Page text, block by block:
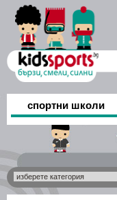
спортни школи